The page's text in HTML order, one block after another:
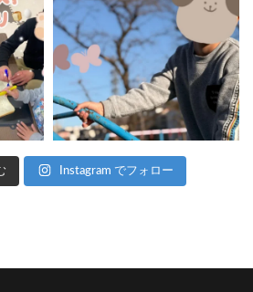
Instagram でフォロー